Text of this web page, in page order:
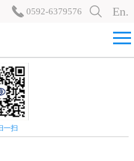
0592-6379576 En.
一扫